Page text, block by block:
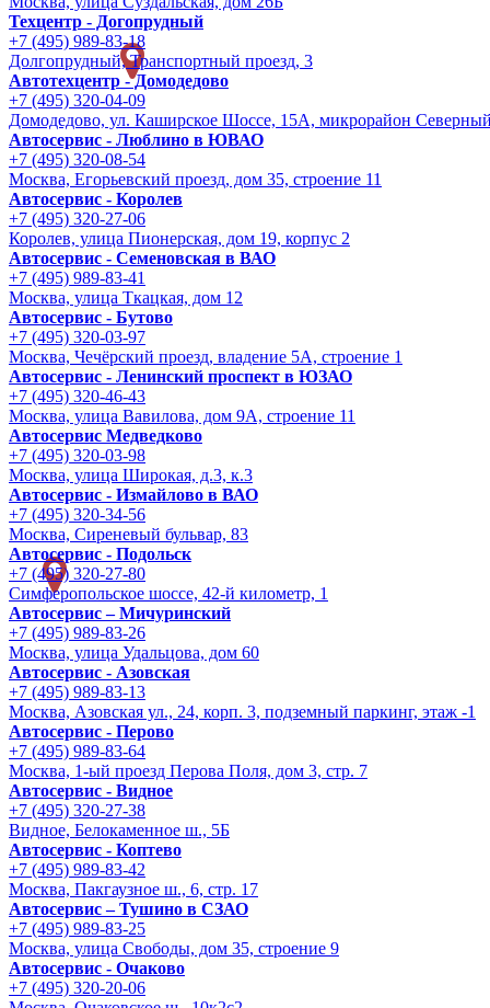
Техцентр - Догопрудный
+7 (495) 989-83-18
Долгопрудный, Транспортный проезд, 3
Автотехцентр - Домодедово
+7 (495) 320-04-09
Домодедово, ул. Каширское Шоссе, 15А, микрорайон
Автосервис - Люблино в ЮВАО
+7 (495) 320-08-54
Москва, Егорьевский проезд, дом 35, строение 11
Автосервис - Королев
+7 (495) 320-27-06
Королев, улица Пионерская, дом 19, корпус 2
Автосервис - Семеновская в ВАО
+7 (495) 989-83-41
Москва, улица Ткацкая, дом 12
Автосервис - Бутово
+7 (495) 320-03-97
Москва, Чечёрский проезд, владение 5А, строение 1
Автосервис - Ленинский проспект в ЮЗАО
+7 (495) 320-46-43
Москва, улица Вавилова, дом 9A, строение 11
Автосервис Медведково
+7 (495) 320-03-98
Москва, улица Широкая, д.3, к.3
Автосервис - Измайлово в ВАО
+7 (495) 320-34-56
Москва, Сиреневый бульвар, 83
Автосервис - Подольск
+7 (495) 320-27-80
Симферопольское шоссе, 42-й километр, 1
Автосервис – Мичуринский
+7 (495) 989-83-26
Москва, улица Удальцова, дом 60
Автосервис - Азовская
+7 (495) 989-83-13
Москва, Азовская ул., 24, корп. 3, подземный паркинг, этаж -1
Автосервис - Перово
+7 (495) 989-83-64
Москва, 1-ый проезд Перова Поля, дом 3, стр. 7
Автосервис - Видное
+7 (495) 320-27-38
Видное, Белокаменное ш., 5Б
Автосервис - Коптево
+7 (495) 989-83-42
Москва, Пакгаузное ш., 6, стр. 17
Автосервис – Тушино в СЗАО
+7 (495) 989-83-25
Москва, улица Свободы, дом 35, строение 9
Автосервис - Очаково
+7 (495) 320-20-06